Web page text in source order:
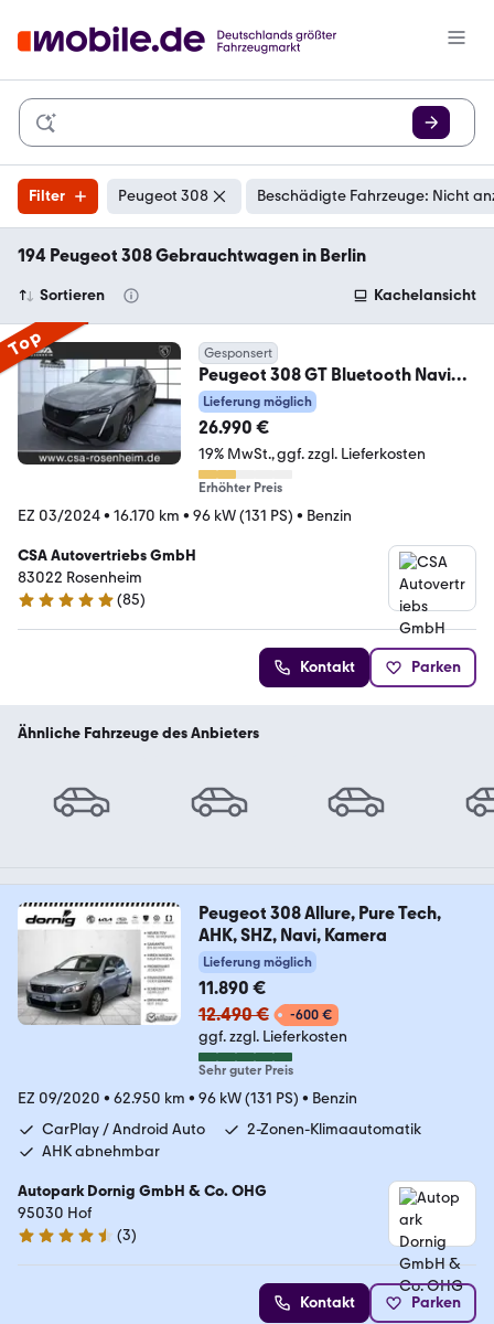
Filter Peugeot 308 Beschädigte Fahrzeuge: Nicht
194 Peugeot 308 Gebrauchtwagen in Berlin
Sortieren Kachelansicht
Top Gesponsert
Peugeot 308 GT Bluetooth Navi
LED Klima Einparkhilfe
Lieferung möglich
26.990 €
19% MwSt. ggf. zzgl. Lieferkosten
Erhöhter Preis
EZ 03/2024• 16.170 km • 96 kW (131 PS) • Benzin
CSA Autovertriebs GmbH
83022 Rosenheim
4.9 Sterne
(85)
Kontakt Parken
Ähnliche Fahrzeuge des Anbieters
Peugeot 308 Allure, Pure Tech,
AHK, SHZ, Navi, Kamera
Lieferung möglich
11.890 €
12.490 €
-600 €
ggf. zzgl. Lieferkosten
Sehr guter Preis
EZ 09/2020 • 62.950 km • 96 kW (131 PS) • Benzin
CarPlay / Android Auto
2-Zonen-Klimaautomatik
AHK abnehmbar
Autopark Dornig GmbH & Co. OHG
95030 Hof
4.7 Sterne
(3)
Kontakt Parken